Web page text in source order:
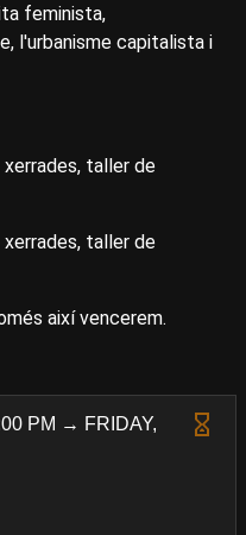
feminista,
l'urbanisme capitalista i
xerrades, taller de
xerrades, taller de
així vencerem.
PM → FRIDAY,